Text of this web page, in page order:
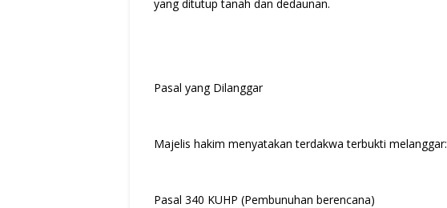
yang ditutup tanah dan dedaunan.
Pasal yang Dilanggar
Majelis hakim menyatakan terdakwa terbukti melanggar:
Pasal 340 KUHP (Pembunuhan berencana)